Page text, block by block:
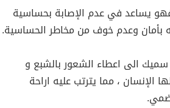
فهو يساعد في عدم الإصابة بحساسية
بأمان وعدم خوف من مخاطر الحساسية.
الى اعطاء الشعور بالشبع و
الإنسان ، مما يترتب عليه اراحة